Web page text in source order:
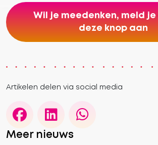
Wil je meedenken, meld
deze knop aan
Artikelen delen via social media
Meer nieuws